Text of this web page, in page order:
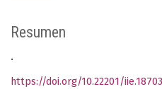
Resumen
.
https://doi.org/10.22201/